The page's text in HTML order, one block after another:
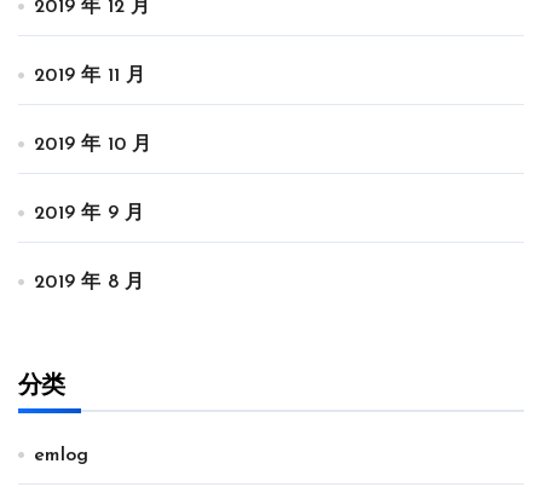
2019 年 12 月
2019 年 11 月
2019 年 10 月
2019 年 9 月
2019 年 8 月
分类
emlog